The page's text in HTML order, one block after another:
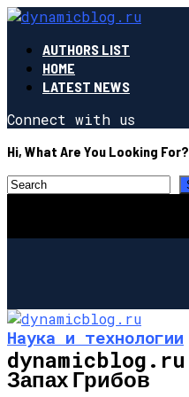
AUTHORS LIST
HOME
LATEST NEWS
Connect with us
Hi, What Are You Looking For?
dynamicblog.ru
Наука и технологии
Запах Грибов